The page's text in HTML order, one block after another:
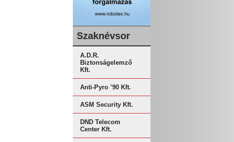
Szaknévsor
A.D.R.
Biztonságelemző
Kft.
Anti-Pyro ’90 Kft.
ASM Security Kft.
DND Telecom
Center Kft.